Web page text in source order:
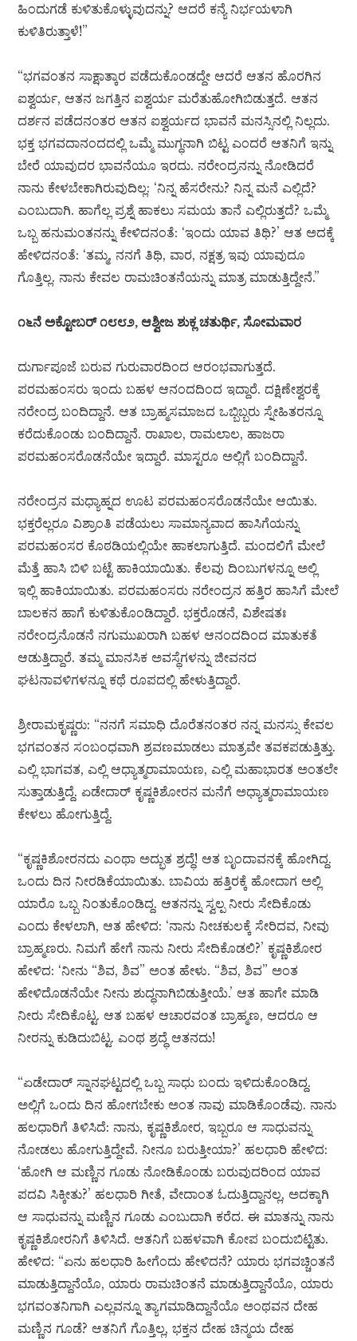
ಹಿಂದುಗಡೆ ಕುಳಿತುಕೊಳ್ಳುವುದನ್ನು? ಆದರೆ ಕನ್ಯೆ ನಿರ್ಭಯಳಾಗಿ
ಕುಳಿತಿರುತ್ತಾಳೆ!”
“ಭಗವಂತನ ಸಾಕ್ಷಾತ್ಕಾರ ಪಡೆದುಕೊಂಡದ್ದೇ ಆದರೆ ಆತನ ಹೊರಗಿನ
ಐಶ್ವರ್ಯ, ಆತನ ಜಗತ್ತಿನ ಐಶ್ವರ್ಯ ಮರೆತುಹೋಗಿಬಿಡುತ್ತದೆ. ಆತನ
ದರ್ಶನ ಪಡೆದನಂತರ ಆತನ ಐಶ್ವರ್ಯದ ಭಾವನೆ ಮನಸ್ಸಿನಲ್ಲಿ ನಿಲ್ಲದು.
ಭಕ್ತ ಭಗವದಾನಂದದಲ್ಲಿ ಒಮ್ಮೆ ಮುಗ್ಧನಾಗಿ ಬಿಟ್ಟ ಎಂದರೆ ಆತನಿಗೆ ಇನ್ನು
ಬೇರೆ ಯಾವುದರ ಭಾವನೆಯೂ ಇರದು. ನರೇಂದ್ರನನ್ನು ನೋಡಿದರೆ
ನಾನು ಕೇಳಬೇಕಾಗಿರುವುದಿಲ್ಲ: ‘ನಿನ್ನ ಹೆಸರೇನು? ನಿನ್ನ ಮನೆ ಎಲ್ಲಿದೆ?
ಎಂಬುದಾಗಿ. ಹಾಗೆಲ್ಲ ಪ್ರಶ್ನೆ ಹಾಕಲು ಸಮಯ ತಾನೆ ಎಲ್ಲಿರುತ್ತದೆ? ಒಮ್ಮೆ
ಒಬ್ಬ ಹನುಮಂತನನ್ನು ಕೇಳಿದನಂತೆ: ‘ಇಂದು ಯಾವ ತಿಥಿ?’ ಆತ ಅದಕ್ಕೆ
ಹೇಳಿದನಂತೆ: ‘ತಮ್ಮ, ನನಗೆ ತಿಥಿ, ವಾರ, ನಕ್ಷತ್ರ ಇವು ಯಾವುದೂ
ಗೊತ್ತಿಲ್ಲ. ನಾನು ಕೇವಲ ರಾಮಚಿಂತನೆಯನ್ನು ಮಾತ್ರ ಮಾಡುತ್ತಿದ್ದೇನೆ.”
೧೬ನೆ ಅಕ್ಟೋಬರ್ ೧೮೮೨, ಆಶ್ವೀಜ ಶುಕ್ಲ ಚತುರ್ಥಿ, ಸೋಮವಾರ
ದುರ್ಗಾಪೂಜೆ ಬರುವ ಗುರುವಾರದಿಂದ ಆರಂಭವಾಗುತ್ತದೆ.
ಪರಮಹಂಸರು ಇಂದು ಬಹಳ ಆನಂದದಿಂದ ಇದ್ದಾರೆ. ದಕ್ಷಿಣೇಶ್ವರಕ್ಕೆ
ನರೇಂದ್ರ ಬಂದಿದ್ದಾನೆ. ಆತ ಬ್ರಾಹ್ಮಸಮಾಜದ ಒಬ್ಬಿಬ್ಬರು ಸ್ನೇಹಿತರನ್ನೂ
ಕರೆದುಕೊಂಡು ಬಂದಿದ್ದಾನೆ. ರಾಖಾಲ, ರಾಮಲಾಲ, ಹಾಜರಾ
ಪರಮಹಂಸರೊಡನೆಯೇ ಇದ್ದಾರೆ. ಮಾಸ್ಟರೂ ಅಲ್ಲಿಗೆ ಬಂದಿದ್ದಾನೆ.
ನರೇಂದ್ರನ ಮಧ್ಯಾಹ್ನದ ಊಟ ಪರಮಹಂಸರೊಡನೆಯೇ ಆಯಿತು.
ಭಕ್ತರೆಲ್ಲರೂ ವಿಶ್ರಾಂತಿ ಪಡೆಯಲು ಸಾಮಾನ್ಯವಾದ ಹಾಸಿಗೆಯನ್ನು
ಪರಮಹಂಸರ ಕೊಠಡಿಯಲ್ಲಿಯೇ ಹಾಕಲಾಗುತ್ತಿದೆ. ಮಂದಲಿಗೆ ಮೇಲೆ
ಮೆತ್ತೆ ಹಾಸಿ ಬಿಳಿ ಬಟ್ಟೆ ಹಾಕಿಯಾಯಿತು. ಕೆಲವು ದಿಂಬುಗಳನ್ನೂ ಅಲ್ಲಿ
ಇಲ್ಲಿ ಹಾಕಿಯಾಯಿತು. ಪರಮಹಂಸರು ನರೇಂದ್ರನ ಹತ್ತಿರ ಹಾಸಿಗೆ ಮೇಲೆ
ಬಾಲಕನ ಹಾಗೆ ಕುಳಿತುಕೊಂಡಿದ್ದಾರೆ. ಭಕ್ತರೊಡನೆ, ವಿಶೇಷತಃ
ನರೇಂದ್ರನೊಡನೆ ನಗುಮುಖರಾಗಿ ಬಹಳ ಆನಂದದಿಂದ ಮಾತುಕತೆ
ಆಡುತ್ತಿದ್ದಾರೆ. ತಮ್ಮ ಮಾನಸಿಕ ಅವಸ್ಥೆಗಳನ್ನು ಜೀವನದ
ಘಟನಾವಳಿಗಳನ್ನೂ ಕಥೆ ರೂಪದಲ್ಲಿ ಹೇಳುತ್ತಿದ್ದಾರೆ.
ಶ್ರೀರಾಮಕೃಷ್ಣರು: “ನನಗೆ ಸಮಾಧಿ ದೊರೆತನಂತರ ನನ್ನ ಮನಸ್ಸು ಕೇವಲ
ಭಗವಂತನ ಸಂಬಂಧವಾಗಿ ಶ್ರವಣಮಾಡಲು ಮಾತ್ರವೇ ತವಕಪಡುತ್ತಿತ್ತು.
ಎಲ್ಲಿ ಭಾಗವತ, ಎಲ್ಲಿ ಆಧ್ಯಾತ್ಮರಾಮಾಯಣ, ಎಲ್ಲಿ ಮಹಾಭಾರತ ಅಂತಲೇ
ಸುತ್ತಾಡುತ್ತಿದ್ದೆ. ಏಡೇದಾರ್ ಕೃಷ್ಣಕಿಶೋರನ ಮನೆಗೆ ಅಧ್ಯಾತ್ಮರಾಮಾಯಣ
ಕೇಳಲು ಹೋಗುತ್ತಿದ್ದೆ.
“ಕೃಷ್ಣಕಿಶೋರನದು ಎಂಥಾ ಅದ್ಭುತ ಶ್ರದ್ಧೆ! ಆತ ಬೃಂದಾವನಕ್ಕೆ ಹೋಗಿದ್ದ.
ಒಂದು ದಿನ ನೀರಡಿಕೆಯಾಯಿತು. ಬಾವಿಯ ಹತ್ತಿರಕ್ಕೆ ಹೋದಾಗ ಅಲ್ಲಿ
ಯಾರೊ ಒಬ್ಬ ನಿಂತುಕೊಂಡಿದ್ದ. ಆತನನ್ನು ಸ್ವಲ್ಪ ನೀರು ಸೇದಿಕೊಡು
ಎಂದು ಕೇಳಲಾಗಿ, ಆತ ಹೇಳಿದ: ‘ನಾನು ನೀಚಕುಲಕ್ಕೆ ಸೇರಿದವ, ನೀವು
ಬ್ರಾಹ್ಮಣರು. ನಿಮಗೆ ಹೇಗೆ ನಾನು ನೀರು ಸೇದಿಕೊಡಲಿ?’ ಕೃಷ್ಣಕಿಶೋರ
ಹೇಳಿದ: ‘ನೀನು “ಶಿವ, ಶಿವ” ಅಂತ ಹೇಳು. “ಶಿವ, ಶಿವ” ಅಂತ
ಹೇಳಿದೊಡನೆಯೇ ನೀನು ಶುದ್ಧನಾಗಿಬಿಡುತ್ತೀಯೆ.’ ಆತ ಹಾಗೇ ಮಾಡಿ
ನೀರು ಸೇದಿಕೊಟ್ಟ. ಆತ ಬಹಳ ಆಚಾರವಂತ ಬ್ರಾಹ್ಮಣ, ಆದರೂ ಆ
ನೀರನ್ನು ಕುಡಿದುಬಿಟ್ಟ. ಎಂಥ ಶ್ರದ್ಧೆ ಆತನದು!
“ಏಡೇದಾರ್ ಸ್ನಾನಘಟ್ಟದಲ್ಲಿ ಒಬ್ಬ ಸಾಧು ಬಂದು ಇಳಿದುಕೊಂಡಿದ್ದ.
ಅಲ್ಲಿಗೆ ಒಂದು ದಿನ ಹೋಗಬೇಕು ಅಂತ ನಾವು ಮಾಡಿಕೊಂಡೆವು. ನಾನು
ಹಲಧಾರಿಗೆ ತಿಳಿಸಿದೆ: ನಾನು, ಕೃಷ್ಣಕಿಶೋರ, ಇಬ್ಬರೂ ಆ ಸಾಧುವನ್ನು
ನೋಡಲು ಹೋಗುತ್ತಿದ್ದೇವೆ. ನೀನೂ ಬರುತ್ತೀಯಾ?’ ಹಲಧಾರಿ ಹೇಳಿದ:
‘ಹೋಗಿ ಆ ಮಣ್ಣಿನ ಗೂಡು ನೋಡಿಕೊಂಡು ಬರುವುದರಿಂದ ಯಾವ
ಪದವಿ ಸಿಕ್ಕೀತು?’ ಹಲಧಾರಿ ಗೀತೆ, ವೇದಾಂತ ಓದುತ್ತಿದ್ದಾನಲ್ಲ, ಅದಕ್ಕಾಗಿ
ಆ ಸಾಧುವನ್ನು ಮಣ್ಣಿನ ಗೂಡು ಎಂಬುದಾಗಿ ಕರೆದ. ಈ ಮಾತನ್ನು ನಾನು
ಕೃಷ್ಣಕಿಶೋರನಿಗೆ ತಿಳಿಸಿದೆ. ಆತನಿಗೆ ಬಹಳವಾಗಿ ಕೋಪ ಬಂದುಬಿಟ್ಟಿತು.
ಹೇಳಿದ: “ಏನು ಹಲಧಾರಿ ಹೀಗೆಂದು ಹೇಳಿದನೆ? ಯಾರು ಭಗವಚ್ಚಿಂತನೆ
ಮಾಡುತ್ತಿದ್ದಾನೆಯೊ, ಯಾರು ರಾಮಚಿಂತನೆ ಮಾಡುತ್ತಿದ್ದಾನೆಯೊ, ಯಾರು
ಭಗವಂತನಿಗಾಗಿ ಎಲ್ಲವನ್ನೂ ತ್ಯಾಗಮಾಡಿದ್ದಾನೆಯೊ ಅಂಥವನ ದೇಹ
ಮಣ್ಣಿನ ಗೂಡೆ? ಆತನಿಗೆ ಗೊತ್ತಿಲ್ಲ, ಭಕ್ತನ ದೇಹ ಚಿನ್ಮಯ ದೇಹ